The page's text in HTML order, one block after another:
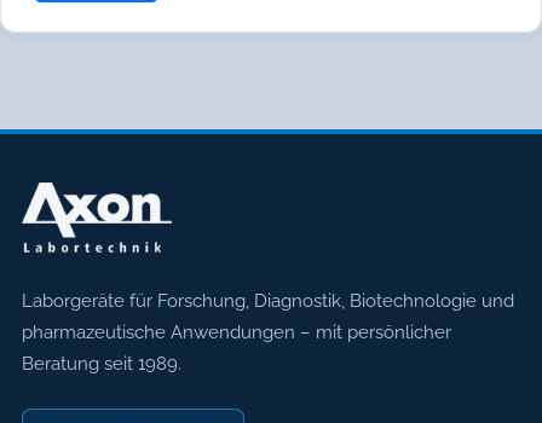
Axon Labortechnik
Laborgeräte für Forschung, Diagnostik, Biotechnologie und
pharmazeutische Anwendungen – mit persönlicher
Beratung seit 1989.